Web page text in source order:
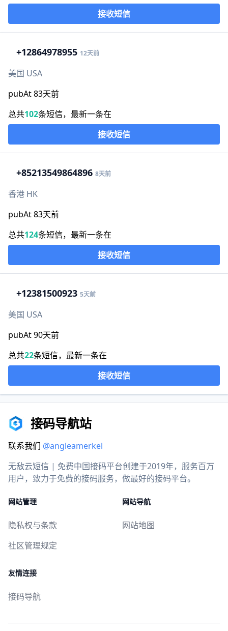
接收短信
+12864978955 12天前
美国 USA
pubAt 83天前
总共102条短信，最新一条在
接收短信
+85213549864896 8天前
香港 HK
pubAt 83天前
总共124条短信，最新一条在
接收短信
+12381500923 5天前
美国 USA
pubAt 90天前
总共22条短信，最新一条在
接收短信
接码导航站
联系我们 @angleamerkel
无敌云短信 | 免费中国接码平台创建于2019年，服务百万
用户，致力于免费的接码服务，做最好的接码平台。
网站管理
隐私权与条款
社区管理规定
网站导航
网站地图
友情连接
接码导航